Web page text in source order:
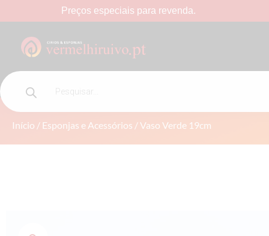
Preços especiais para revenda.
VASO VERDE 19CM
Início / Esponjas e Acessórios / Vaso Verde 19cm